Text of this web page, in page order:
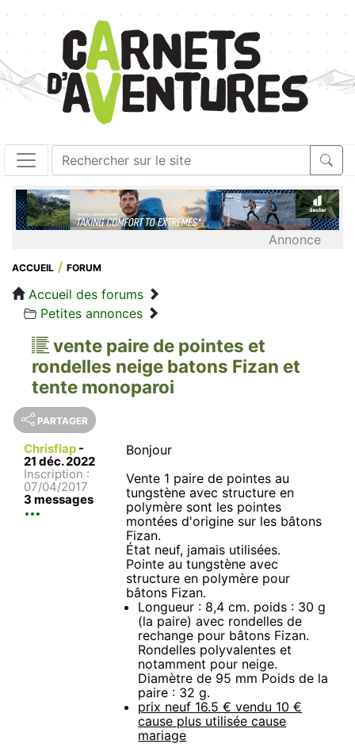
Annonce
ACCUEIL FORUM
Accueil des forums
Petites annonces
vente paire de pointes et
rondelles neige batons Fizan et
tente monoparoi
PARTAGER
Chrisflap -
21 déc. 2022
Inscription :
07/04/2017
3 messages
Bonjour
Vente 1 paire de pointes au
tungstène avec structure en
polymère sont les pointes
montées d'origine sur les bâtons
Fizan.
État neuf, jamais utilisées.
Pointe au tungstène avec
structure en polymère pour
bâtons Fizan.
Longueur : 8,4 cm. poids : 30 g
(la paire) avec rondelles de
rechange pour bâtons Fizan.
Rondelles polyvalentes et
notamment pour neige.
Diamètre de 95 mm Poids de la
paire : 32 g.
prix neuf 16.5 € vendu 10 €
cause plus utilisée cause
mariage